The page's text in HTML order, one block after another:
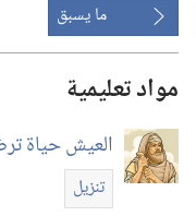
ما يسبق
مواد تعليمية
العيش حياة
تنزيل